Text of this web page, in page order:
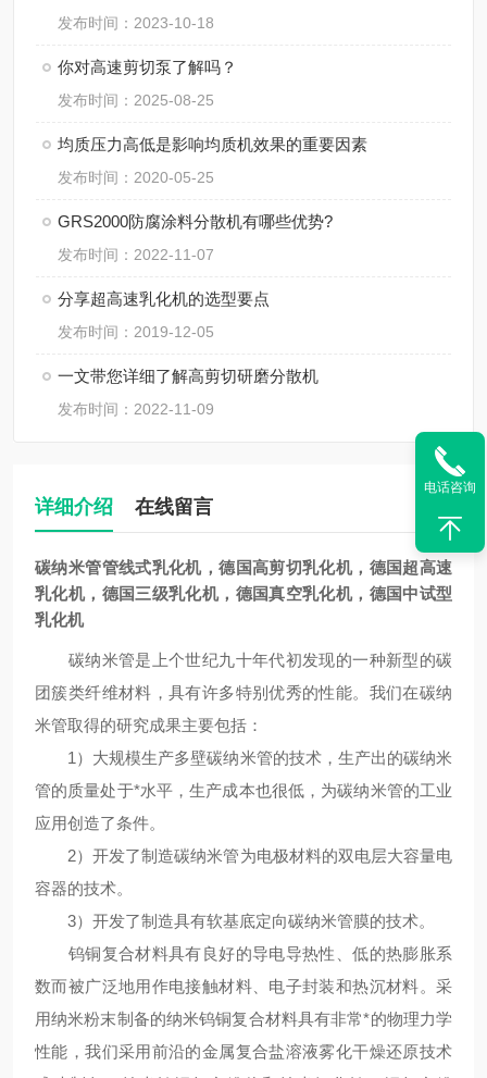
发布时间：2023-10-18
你对高速剪切泵了解吗？
发布时间：2025-08-25
均质压力高低是影响均质机效果的重要因素
发布时间：2020-05-25
GRS2000防腐涂料分散机有哪些优势?
发布时间：2022-11-07
分享超高速乳化机的选型要点
发布时间：2019-12-05
一文带您详细了解高剪切研磨分散机
发布时间：2022-11-09
详细介绍 在线留言
碳纳米管管线式乳化机，德国高剪切乳化机，德国超高速
乳化机，德国三级乳化机，德国真空乳化机，德国中试型
乳化机
碳纳米管是上个世纪九十年代初发现的一种新型的碳
团簇类纤维材料，具有许多特别优秀的性能。我们在碳纳
米管取得的研究成果主要包括：
1）大规模生产多壁碳纳米管的技术，生产出的碳纳米
管的质量处于*水平，生产成本也很低，为碳纳米管的工业
应用创造了条件。
2）开发了制造碳纳米管为电极材料的双电层大容量电
容器的技术。
3）开发了制造具有软基底定向碳纳米管膜的技术。
钨铜复合材料具有良好的导电导热性、低的热膨胀系
数而被广泛地用作电接触材料、电子封装和热沉材料。采
用纳米粉末制备的纳米钨铜复合材料具有非常*的物理力学
性能，我们采用前沿的金属复合盐溶液雾化干燥还原技术
电话咨询